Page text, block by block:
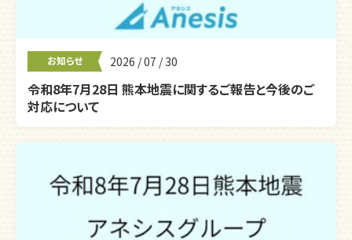
お知らせ 2026 / 07 / 30
令和8年7月28日 熊本地震に関するご報告と今後のご
対応について